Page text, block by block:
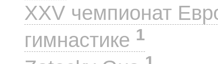
XXV чемпионат
гимнастике 1